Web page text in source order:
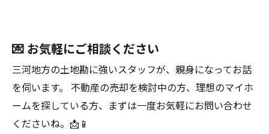
💌 お気軽にご相談ください
三河地方の土地勘に強いスタッフが、親身になってお話
を伺います。 不動産の売却を検討中の方、理想のマイホ
ームを探している方、まずは一度お気軽にお問い合わせ
くださいね。📩📱